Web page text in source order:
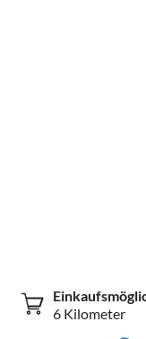
6 Kilometer